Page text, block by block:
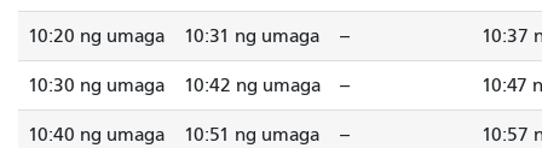
10:20 ng umaga 10:31 ng umaga -- 10:37
10:30 ng umaga 10:42 ng umaga -- 10:47
10:40 ng umaga 10:51 ng umaga -- 10:57